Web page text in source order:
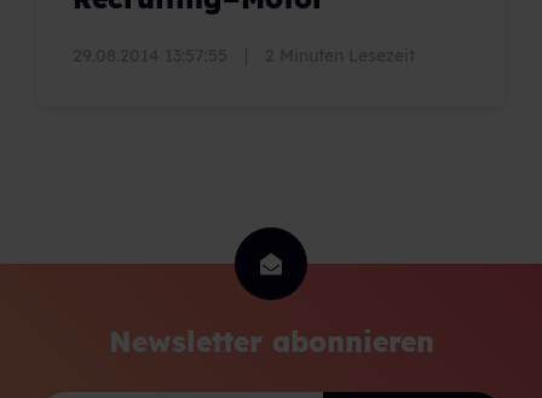
Newsletter abonnieren